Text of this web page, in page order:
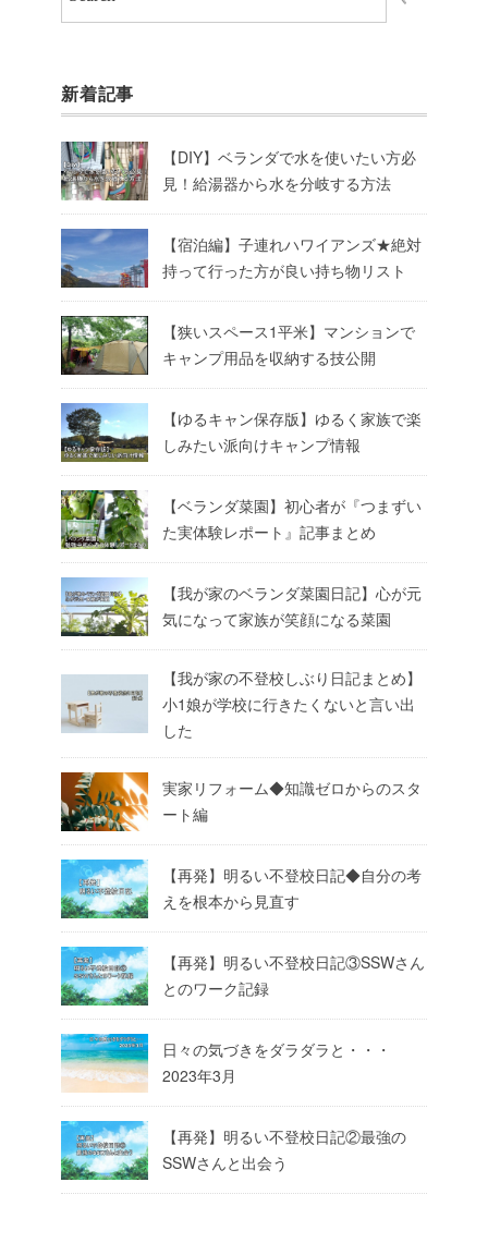
新着記事
【DIY】ベランダで水を使いたい方必
見！給湯器から水を分岐する方法
【宿泊編】子連れハワイアンズ★絶対
持って行った方が良い持ち物リスト
【狭いスペース1平米】マンションで
キャンプ用品を収納する技公開
【ゆるキャン保存版】ゆるく家族で楽
しみたい派向けキャンプ情報
【ベランダ菜園】初心者が『つまずい
た実体験レポート』記事まとめ
【我が家のベランダ菜園日記】心が元
気になって家族が笑顔になる菜園
【我が家の不登校しぶり日記まとめ】
小1娘が学校に行きたくないと言い出
した
実家リフォーム◆知識ゼロからのスタ
ート編
【再発】明るい不登校日記◆自分の考
えを根本から見直す
【再発】明るい不登校日記③SSWさん
とのワーク記録
日々の気づきをダラダラと・・・
2023年3月
【再発】明るい不登校日記②最強の
SSWさんと出会う